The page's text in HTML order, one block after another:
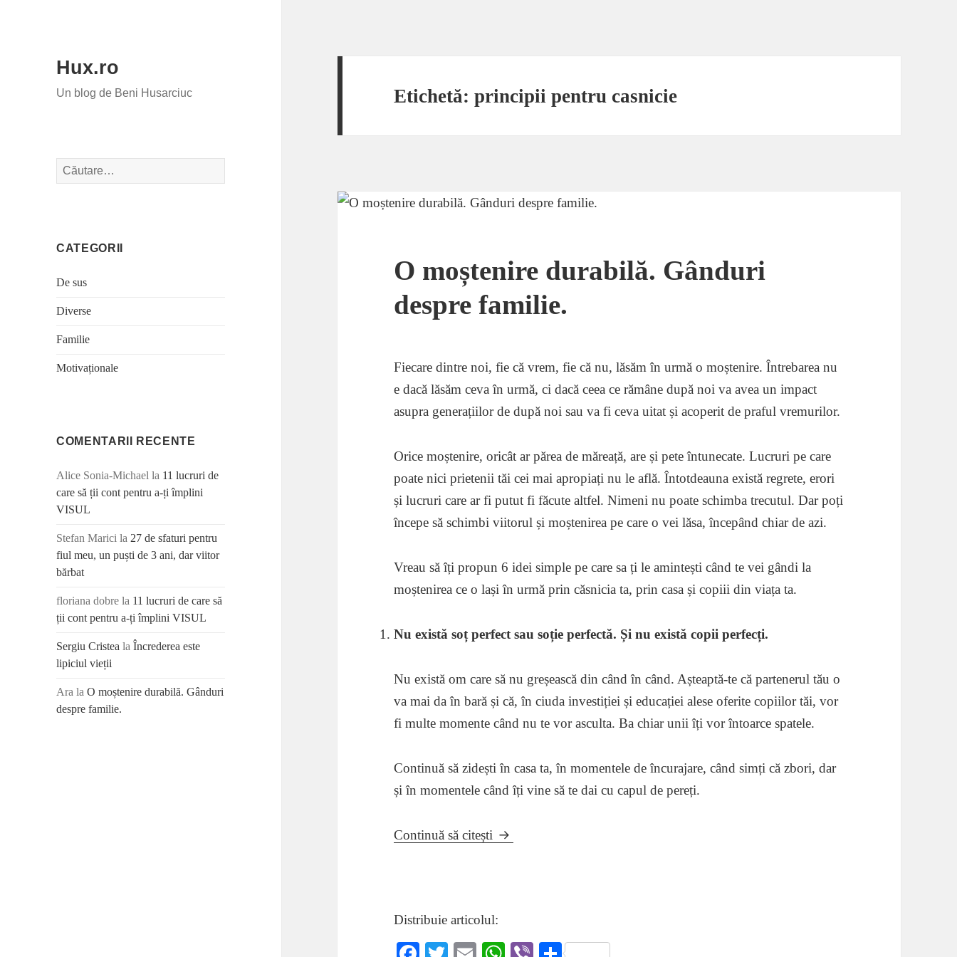
Hux.ro
Un blog de Beni Husarciuc
Caută
după:
CATEGORII
De sus
Diverse
Familie
Motivaționale
COMENTARII RECENTE
Alice Sonia-Michael la 11 lucruri de
care să ții cont pentru a-ți împlini
VISUL
Stefan Marici la 27 de sfaturi pentru
fiul meu, un puști de 3 ani, dar viitor
bărbat
floriana dobre la 11 lucruri de care să
ții cont pentru a-ți împlini VISUL
Sergiu Cristea laÎncrederea este
lipiciul vieții
Ara laO moștenire durabilă. Gânduri
despre familie.
Etichetă:principii pentru casnicie
O moștenire durabilă. Gânduri
despre familie.
Fiecare dintre noi, fie că vrem, fie că nu, lăsăm în urmă o moștenire. Întrebarea nu
e dacă lăsăm ceva în urmă, ci dacă ceea ce rămâne după noi va avea un impact
asupra generațiilor de după noi sau va fi ceva uitat și acoperit de praful vremurilor.
Orice moștenire, oricât ar părea de măreață, are și pete întunecate. Lucruri pe care
poate nici prietenii tăi cei mai apropiați nu le află. Întotdeauna există regrete, erori
și lucruri care ar fi putut fi făcute altfel. Nimeni nu poate schimba trecutul. Dar poți
începe să schimbi viitorul și moștenirea pe care o vei lăsa, începând chiar de azi.
Vreau să îți propun 6 idei simple pe care sa ți le amintești când te vei gândi la
moștenirea ce o lași în urmă prin căsnicia ta, prin casa și copiii din viața ta.
Nu există soț perfect sau soție perfectă. Și nu există copii perfecți.
Nu există om care să nu greșească din când în când. Așteaptă-te că partenerul tău o
va mai da în bară și că, în ciuda investiției și educației alese oferite copiilor tăi, vor
fi multe momente când nu te vor asculta. Ba chiar unii îți vor întoarce spatele.
Continuă să zidești în casa ta, în momentele de încurajare, când simți că zbori, dar
și în momentele când îți vine să te dai cu capul de pereți.
Continuă să citești O moștenire durabilă. Gânduri despre familie.
Distribuie articolul: